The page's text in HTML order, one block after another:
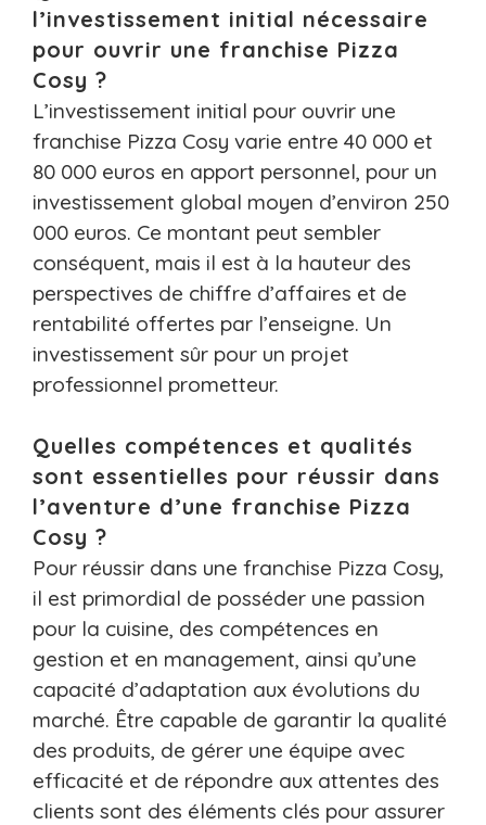
l’investissement initial nécessaire
pour ouvrir une franchise Pizza
Cosy ?
L’investissement initial pour ouvrir une
franchise Pizza Cosy varie entre 40 000 et
80 000 euros en apport personnel, pour un
investissement global moyen d’environ 250
000 euros. Ce montant peut sembler
conséquent, mais il est à la hauteur des
perspectives de chiffre d’affaires et de
rentabilité offertes par l’enseigne. Un
investissement sûr pour un projet
professionnel prometteur.
Quelles compétences et qualités
sont essentielles pour réussir dans
l’aventure d’une franchise Pizza
Cosy ?
Pour réussir dans une franchise Pizza Cosy,
il est primordial de posséder une passion
pour la cuisine, des compétences en
gestion et en management, ainsi qu’une
capacité d’adaptation aux évolutions du
marché. Être capable de garantir la qualité
des produits, de gérer une équipe avec
efficacité et de répondre aux attentes des
clients sont des éléments clés pour assurer